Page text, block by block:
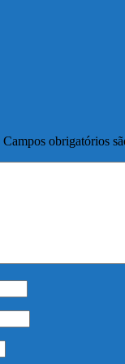
Campos obrigatórios